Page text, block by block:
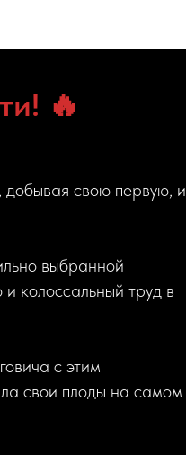
🔥
добывая свою первую, и
выбранной
и колоссальный труд в
с этим
свои плоды на самом